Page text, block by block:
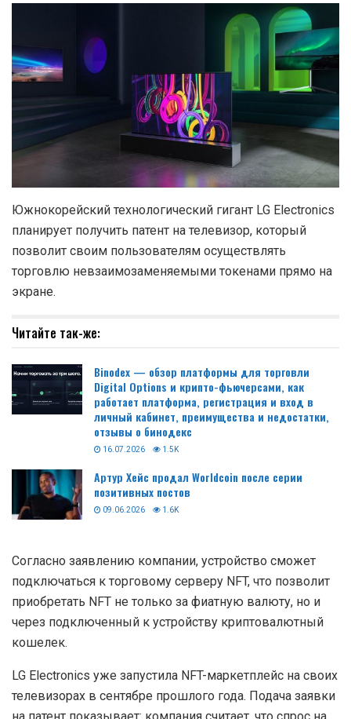
Южнокорейский технологический гигант LG Electronics
планирует получить патент на телевизор, который
позволит своим пользователям осуществлять
торговлю невзаимозаменяемыми токенами прямо на
экране.
Читайте так-же:
Binodex — обзор платформы для торговли
Digital Options и крипто-фьючерсами, как
работает платформа, регистрация и вход в
личный кабинет, преимущества и недостатки,
отзывы о бинодекс
16.07.2026 1.5K
Артур Хейс продал Worldcoin после серии
позитивных постов
09.06.2026 1.6K
Согласно заявлению компании, устройство сможет
подключаться к торговому серверу NFT, что позволит
приобретать NFT не только за фиатную валюту, но и
через подключенный к устройству криптовалютный
кошелек.
LG Electronics уже запустила NFT-маркетплейс на своих
телевизорах в сентябре прошлого года. Подача заявки